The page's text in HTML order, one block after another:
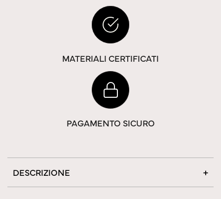
MATERIALI CERTIFICATI
PAGAMENTO SICURO
DESCRIZIONE